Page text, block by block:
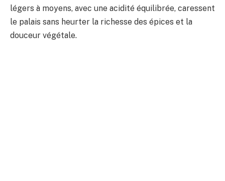
légers à moyens, avec une acidité équilibrée, caressent
le palais sans heurter la richesse des épices et la
douceur végétale.